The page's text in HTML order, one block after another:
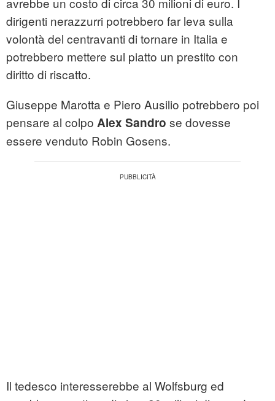
dirigenti nerazzurri potrebbero far leva sulla
volontà del centravanti di tornare in Italia e
potrebbero mettere sul piatto un prestito con
diritto di riscatto.
Giuseppe Marotta e Piero Ausilio potrebbero poi
pensare al colpo Alex Sandro se dovesse
essere venduto Robin Gosens.
Il tedesco interesserebbe al Wolfsburg ed